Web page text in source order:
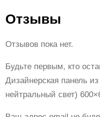
3
D
Д
з
а
й
Отзывы
Отзывов пока нет.
Будьте первым, кто
Дизайнерская панель
нейтральный свет)